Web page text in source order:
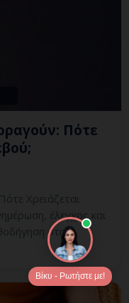
Πότε
Χρειάζεται
έλεγχος και
στη
Βίκυ - Ρωτήστε με!